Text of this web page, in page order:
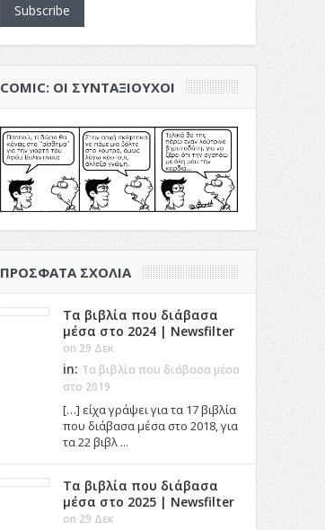
Subscribe
COMIC: ΟΙ ΣΥΝΤΑΞΙΟΎΧΟΙ
ΠΡΌΣΦΑΤΑ ΣΧΌΛΙΑ
Τα βιβλία που διάβασα
μέσα στο 2024 | Newsfilter
on 29 Δεκ
in: Τα βιβλία που διάβασα μέσα
στο 2019
[…] είχα γράψει για τα 17 βιβλία
που διάβασα μέσα στο 2018, για
τα 22 βιβλ ...
Τα βιβλία που διάβασα
μέσα στο 2025 | Newsfilter
on 29 Δεκ